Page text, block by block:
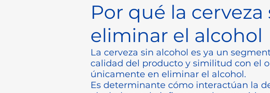
Por qué la
eliminar el alcohol
La cerveza sin alcohol es ya un
calidad del producto y similitud con el
únicamente en eliminar el alcohol.
Es determinante cómo interactúan la